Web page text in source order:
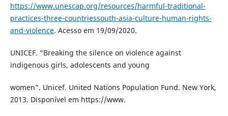
https://www.unescap.org/resources/harmful-traditional-
practices-three-countriessouth-asia-culture-human-rights-
and-violence. Acesso em 19/09/2020.
UNICEF. “Breaking the silence on violence against
indigenous girls, adolescents and young
women”. Unicef. United Nations Population Fund. New York,
2013. Disponível em https://www.